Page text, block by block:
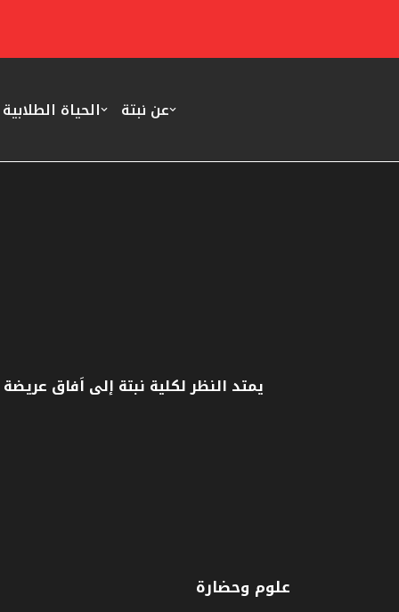
عن نبتة الحياة الطلابية
يمتد النظر لكلية نبتة إلى اَفاق
علوم وحضارة